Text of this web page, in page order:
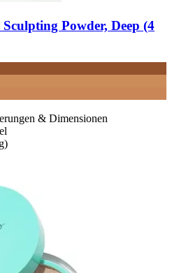
Sculpting Powder, Deep (4
& Dimensionen